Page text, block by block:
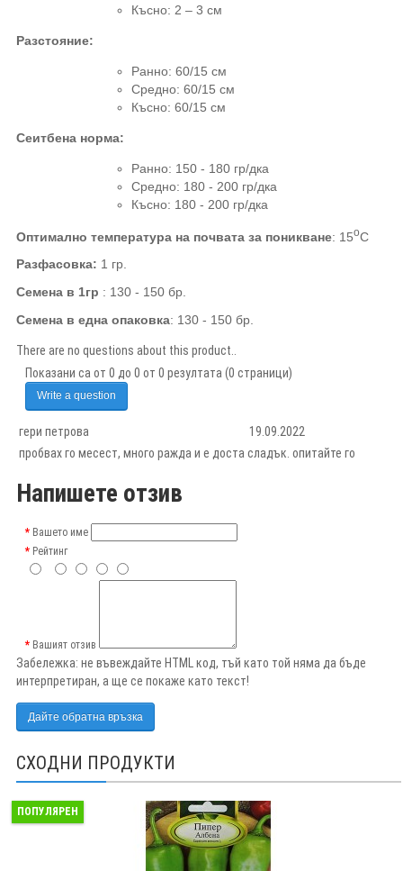
Късно: 2 – 3 см
Разстояние:
Ранно: 60/15 см
Средно: 60/15 см
Късно: 60/15 см
Сеитбена норма:
Ранно: 150 - 180 гр/дка
Средно: 180 - 200 гр/дка
Късно: 180 - 200 гр/дка
Оптимално температура на почвата за поникване: 15оС
Разфасовка: 1 гр.
Семена в 1гр : 130 - 150 бр.
Семена в една опаковка: 130 - 150 бр.
There are no questions about this product..
Показани са от 0 до 0 от 0 резултата (0 страници)
Write a question
гери петрова
19.09.2022
пробвах го месест, много ражда и е доста сладък. опитайте го
Напишете отзив
Вашето име
Рейтинг
Вашият отзив
Забележка: не въвеждайте HTML код, тъй като той няма да бъде
интерпретиран, а ще се покаже като текст!
Дайте обратна връзка
СХОДНИ ПРОДУКТИ
ПОПУЛЯРЕН